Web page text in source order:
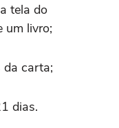
tela do
um livro;
da carta;
dias.